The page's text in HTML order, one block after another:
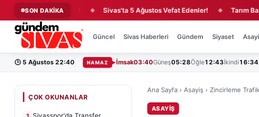
SON DAKİKA
Hareketliliği! Sivas'ta 5 Ağustos Vefat Edenler! ◆ Tarım
Güncel Sivas Haberleri Gündem Siyaset
🕒 5 Ağustos 22:40 NAMAZ İmsak03:40Güneş05:28Öğle12:43İkindi 16:34
ÇOK OKUNANLAR
Ana Sayfa › Asayiş › Zincirleme
ASAYIŞ